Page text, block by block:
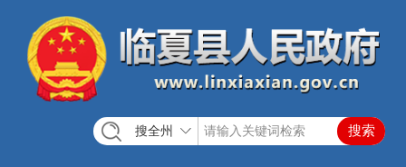
搜全州